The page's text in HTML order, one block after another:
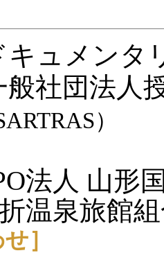
キュメンタ
般社団法人
）
法人 山形
温泉旅館
］